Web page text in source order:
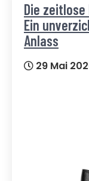
Die
Ein
Anlass
29 Mai